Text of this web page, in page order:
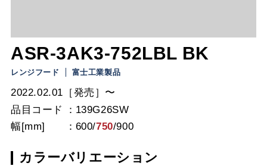
ASR-3AK3-752LBL BK
レンジフード 富士工業製品
2022.02.01［発売］〜
品目コード
139G26SW
幅[mm]
600/750/900
カラーバリエーション